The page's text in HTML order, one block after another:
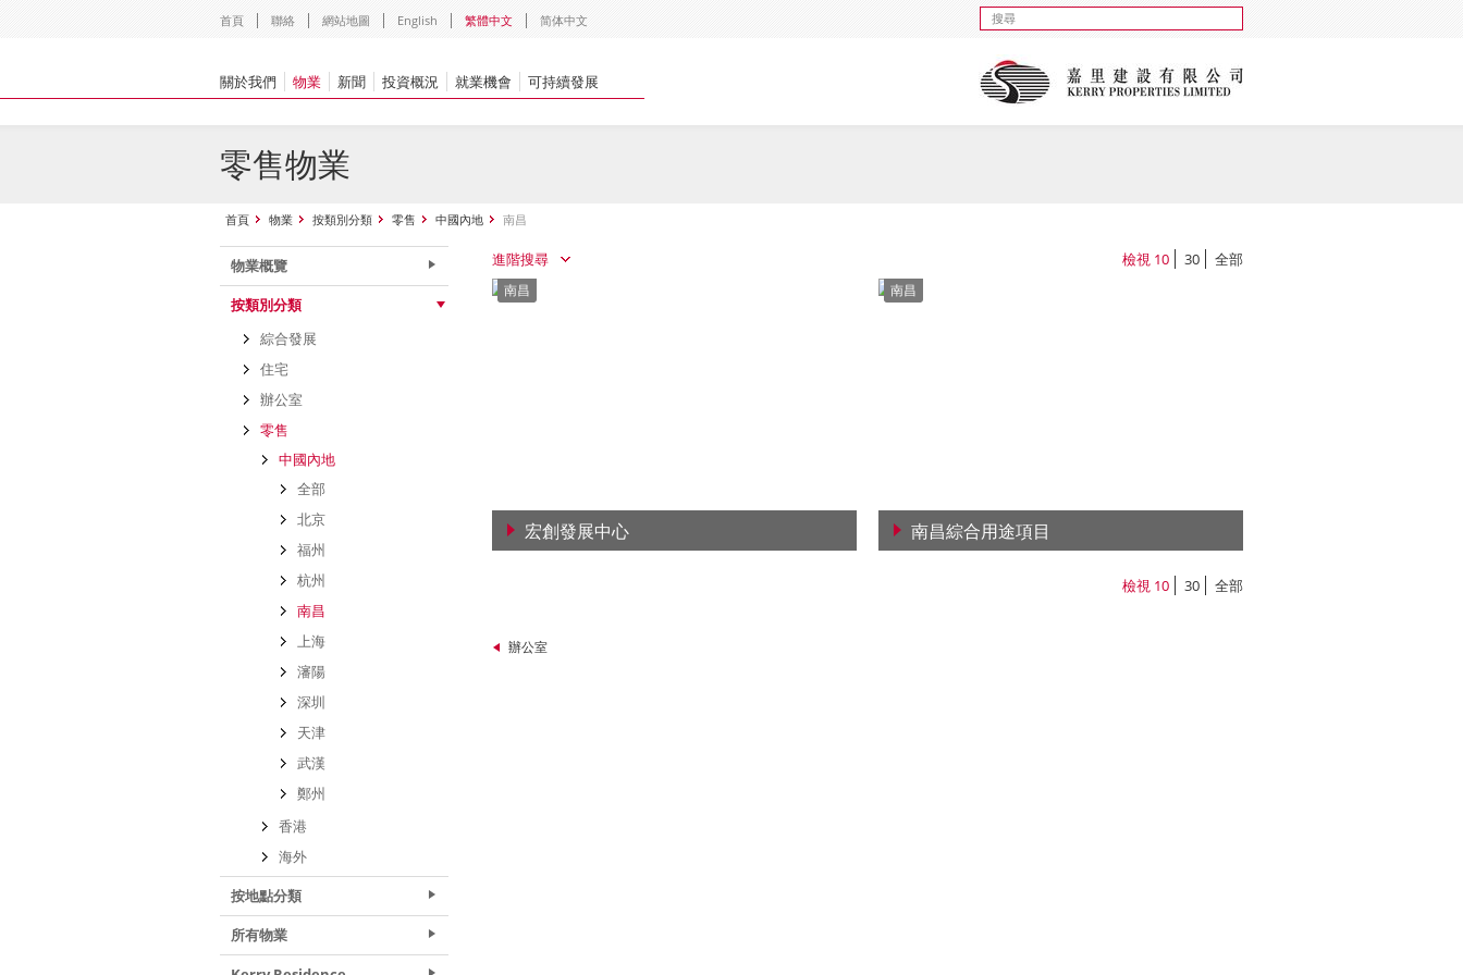
首頁 聯絡 網站地圖 English 繁體中文 简体中文
關於我們 物業 新聞 投資概況 就業機會 可持續發展
零售物業
首頁 物業 按類別分類 零售 中國內地 南昌
進階搜尋 檢視 10 30 全部
南昌
宏創發展中心
南昌
南昌綜合用途項目
檢視 10 30 全部
辦公室
物業概覽
按類別分類
綜合發展
住宅
辦公室
零售
中國內地
全部
北京
福州
杭州
南昌
上海
瀋陽
深圳
天津
武漢
鄭州
香港
海外
按地點分類
所有物業